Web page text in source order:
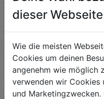
dieser Webseite
Wie die meisten
Cookies um deinen
angenehm wie möglich
verwenden wir Cookies
und